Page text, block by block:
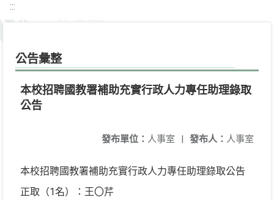
:::
公告彙整
本校招聘國教署補助充實行政人力專任助理錄取
公告
發布人： 人事室
發布單位： 人事室 |
本校招聘國教署補助充實行政人力專任助理錄取公告
正取（1名）：王〇芹